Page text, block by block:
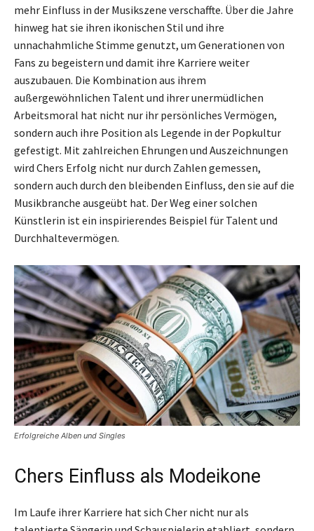
mehr Einfluss in der Musikszene verschaffte. Über die Jahre
hinweg hat sie ihren ikonischen Stil und ihre
unnachahmliche Stimme genutzt, um Generationen von
Fans zu begeistern und damit ihre Karriere weiter
auszubauen. Die Kombination aus ihrem
außergewöhnlichen Talent und ihrer unermüdlichen
Arbeitsmoral hat nicht nur ihr persönliches Vermögen,
sondern auch ihre Position als Legende in der Popkultur
gefestigt. Mit zahlreichen Ehrungen und Auszeichnungen
wird Chers Erfolg nicht nur durch Zahlen gemessen,
sondern auch durch den bleibenden Einfluss, den sie auf die
Musikbranche ausgeübt hat. Der Weg einer solchen
Künstlerin ist ein inspirierendes Beispiel für Talent und
Durchhaltevermögen.
Erfolgreiche Alben und Singles
Chers Einfluss als Modeikone
Im Laufe ihrer Karriere hat sich Cher nicht nur als